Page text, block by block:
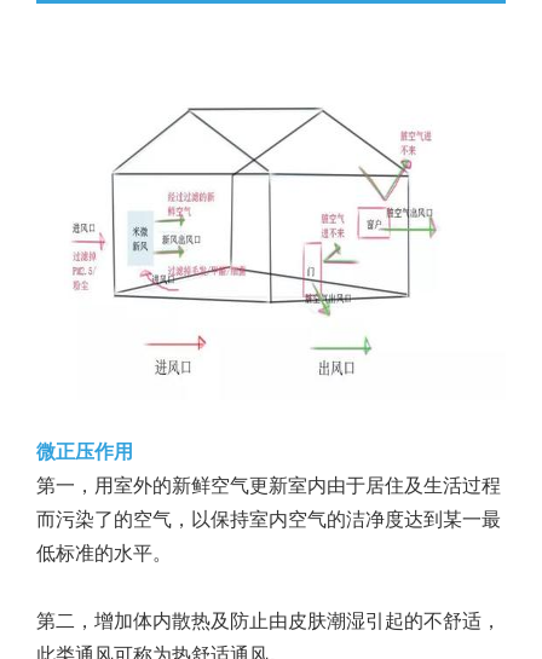
微正压作用
第一，用室外的新鲜空气更新室内由于居住及生活过程
而污染了的空气，以保持室内空气的洁净度达到某一最
低标准的水平。
第二，增加体内散热及防止由皮肤潮湿引起的不舒适，